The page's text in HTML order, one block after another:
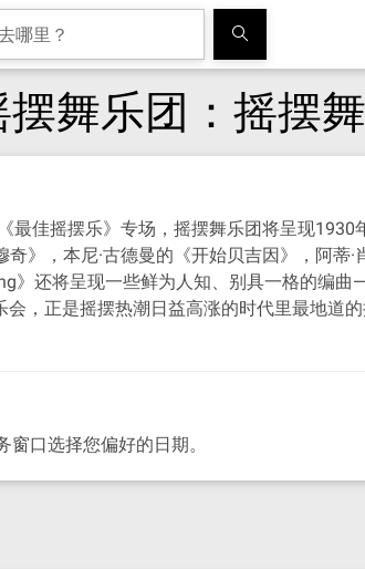
舞乐团：摇摆
佳摇摆乐》专场，摇摆舞乐团将呈现1930
》，本尼·古德曼的《开始贝吉因》，阿蒂
》还将呈现一些鲜为人知、别具一格的编
，正是摇摆热潮日益高涨的时代里最地道
口选择您偏好的日期。